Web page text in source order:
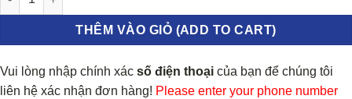
THÊM VÀO GIỎ (ADD TO CART)
Vui lòng nhập chính xác số điện thoại của bạn để chúng tôi
liên hệ xác nhận đơn hàng! Please enter your phone number